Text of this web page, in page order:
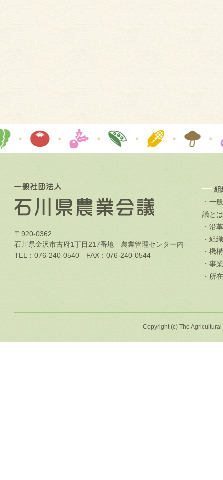
〒920-0362
石川県金沢市古府1丁目217番地 農業管理センター内
TEL：076-240-0540 FAX：076-240-0544
組
・一
議とは
・沿革
・組
・機
・事
・所
Copyright (c) The